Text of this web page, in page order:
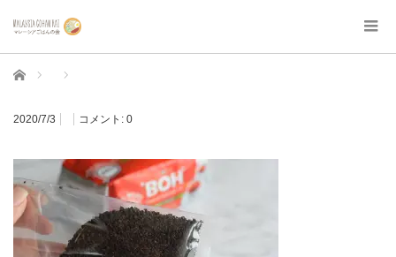
ホーム
2020/7/3 コメント: 0